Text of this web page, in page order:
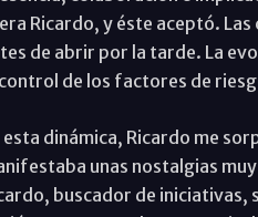
Ricardo, y éste aceptó. Las
de abrir por la tarde. La
de los factores de
esta dinámica, Ricardo me
unas nostalgias
buscador de iniciativas,